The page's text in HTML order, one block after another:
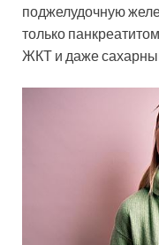
поджелудочную
только
ЖКТ и даже